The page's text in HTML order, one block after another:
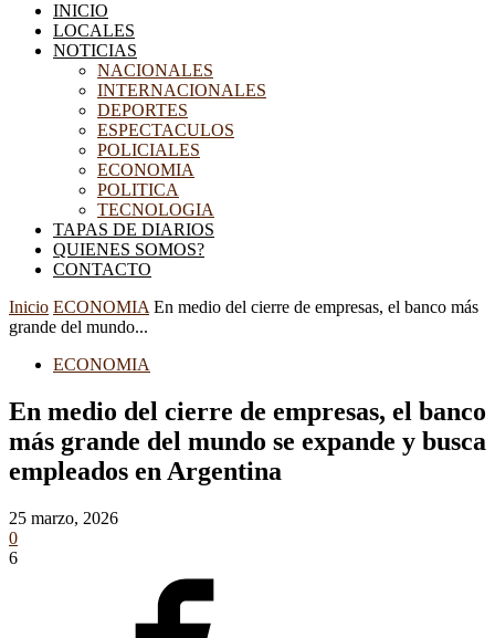
INICIO
LOCALES
NOTICIAS
NACIONALES
INTERNACIONALES
DEPORTES
ESPECTACULOS
POLICIALES
ECONOMIA
POLITICA
TECNOLOGIA
TAPAS DE DIARIOS
QUIENES SOMOS?
CONTACTO
Inicio ECONOMIA En medio del cierre de empresas, el banco más
grande del mundo...
ECONOMIA
En medio del cierre de empresas, el banco
más grande del mundo se expande y busca
empleados en Argentina
25 marzo, 2026
0
6